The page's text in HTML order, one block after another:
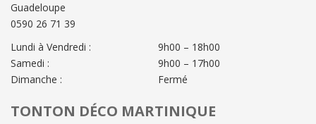
Guadeloupe
0590 26 71 39
Lundi à Vendredi :
Samedi :
Dimanche :
9h00 – 18h00
9h00 – 17h00
Fermé
TONTON DÉCO MARTINIQUE